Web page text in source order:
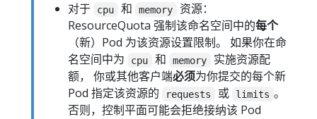
对于
cpu 和 memory
资源：
ResourceQuota 强制该命名空间中的每个
（新）Pod 为该资源设置限制。 如果你在命
名空间中为
cpu 和 memory
实施资源配
额， 你或其他客户端必须为你提交的每个新
Pod 指定该资源的
requests 或 limits 。
否则，控制平面可能会拒绝接纳该 Pod